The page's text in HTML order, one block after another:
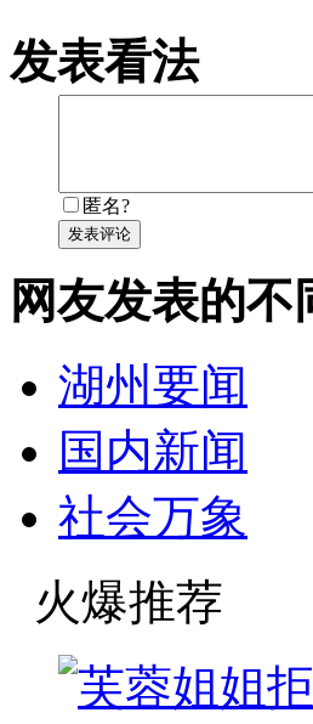
发表看法
匿名?
发表评论
网友发表的不
湖州要闻
国内新闻
社会万象
火爆推荐